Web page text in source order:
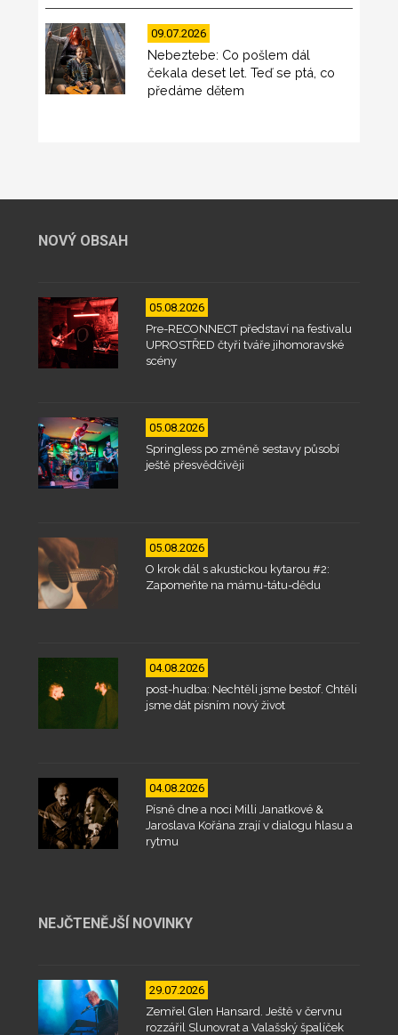
09.07.2026
Nebeztebe: Co pošlem dál
čekala deset let. Teď se ptá, co
předáme dětem
NOVÝ OBSAH
05.08.2026
Pre-RECONNECT představí na festivalu
UPROSTŘED čtyři tváře jihomoravské
scény
05.08.2026
Springless po změně sestavy působí
ještě přesvědčivěji
05.08.2026
O krok dál s akustickou kytarou #2:
Zapomeňte na mámu-tátu-dědu
04.08.2026
post-hudba: Nechtěli jsme bestof. Chtěli
jsme dát písním nový život
04.08.2026
Písně dne a noci Milli Janatkové &
Jaroslava Kořána zrají v dialogu hlasu a
rytmu
NEJČTENĚJŠÍ NOVINKY
29.07.2026
Zemřel Glen Hansard. Ještě v červnu
rozzářil Slunovrat a Valašský špalíček